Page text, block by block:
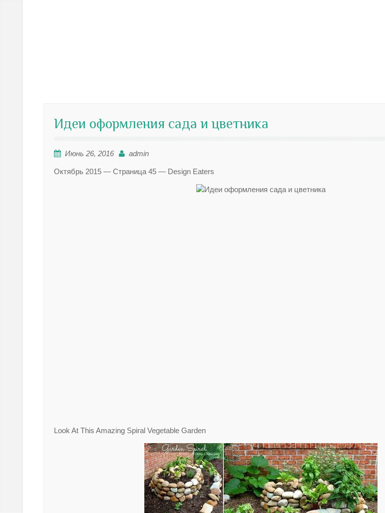
Идеи оформления сада и цветника
Июнь 26, 2016 admin
Октябрь 2015 — Страница 45 — Design Eaters
Look At This Amazing Spiral Vegetable Garden